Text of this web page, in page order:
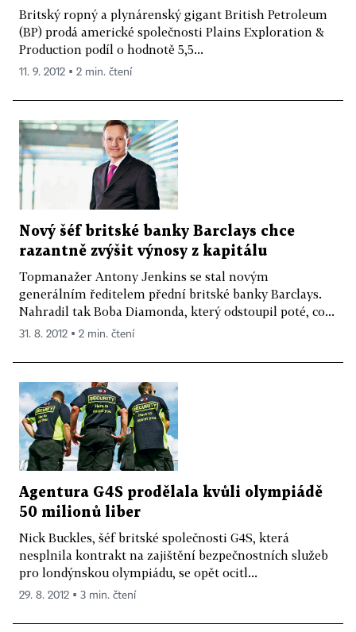
Britský ropný a plynárenský gigant British Petroleum
(BP) prodá americké společnosti Plains Exploration &
Production podíl o hodnotě 5,5...
11. 9. 2012 ▪ 2 min. čtení
Nový šéf britské banky Barclays chce
razantně zvýšit výnosy z kapitálu
Topmanažer Antony Jenkins se stal novým
generálním ředitelem přední britské banky Barclays.
Nahradil tak Boba Diamonda, který odstoupil poté, co...
31. 8. 2012 ▪ 2 min. čtení
Agentura G4S prodělala kvůli olympiádě
50 milionů liber
Nick Buckles, šéf britské společnosti G4S, která
nesplnila kontrakt na zajištění bezpečnostních služeb
pro londýnskou olympiádu, se opět ocitl...
29. 8. 2012 ▪ 3 min. čtení